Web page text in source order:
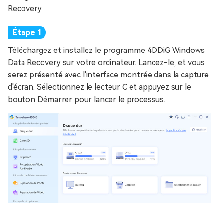
Recovery :
Téléchargez et installez le programme 4DDiG Windows
Data Recovery sur votre ordinateur. Lancez-le, et vous
serez présenté avec l'interface montrée dans la capture
d'écran. Sélectionnez le lecteur C et appuyez sur le
bouton Démarrer pour lancer le processus.